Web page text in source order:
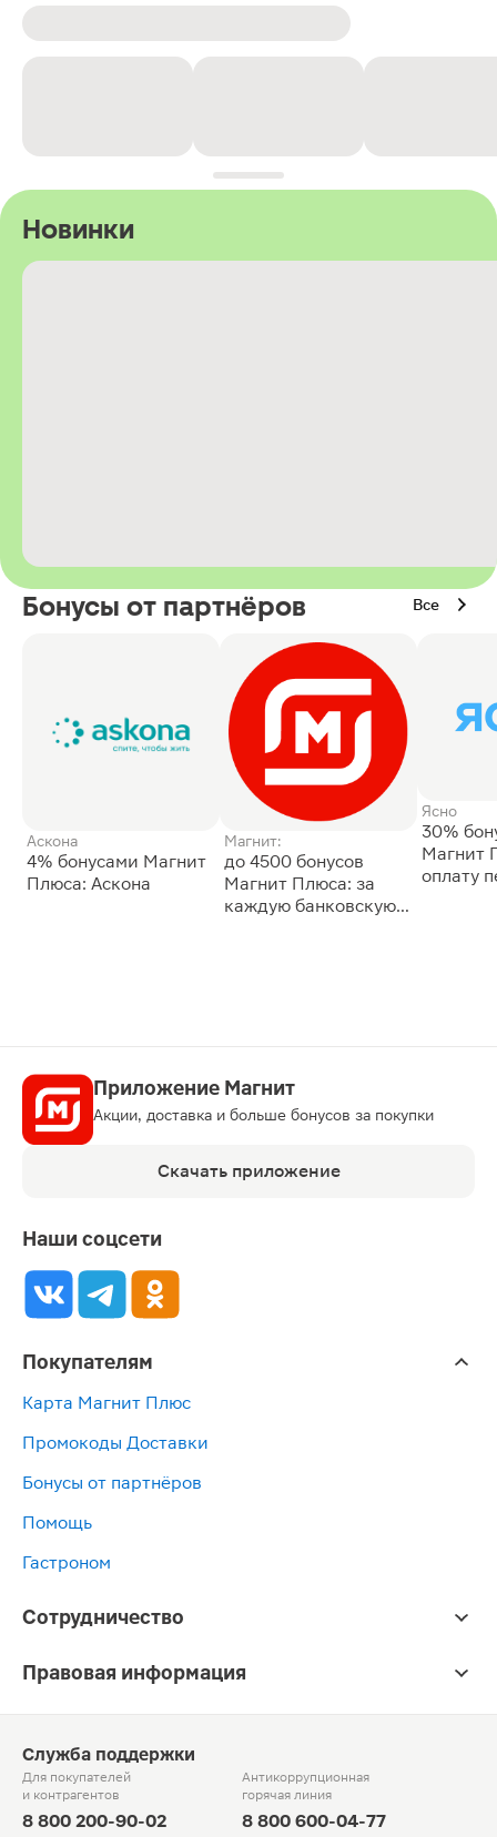
Новинки
Бонусы от партнёров Все
Аскона
4% бонусами Магнит
Плюса: Аскона
Магнит:
до 4500 бонусов
Магнит Плюса: за
каждую банковскую
Ясно
30%
Магнит
оплату
Приложение Магнит
Акции, доставка и больше бонусов за покупки
Скачать приложение
Наши соцсети
Покупателям
Карта Магнит Плюс
Промокоды Доставки
Бонусы от партнёров
Помощь
Гастроном
Сотрудничество
Правовая информация
Служба поддержки
Для покупателей
и контрагентов
8 800 200-90-02
Антикоррупционная
горячая линия
8 800 600-04-77